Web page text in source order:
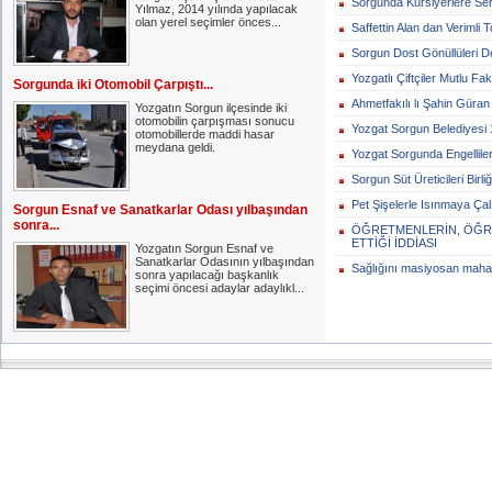
Yılmaz, 2014 yılında yapılacak
olan yerel seçimler önces...
Sorgunda iki Otomobil Çarpıştı...
Yozgatın Sorgun ilçesinde iki
otomobilin çarpışması sonucu
otomobillerde maddi hasar
meydana geldi.
Sorgun Esnaf ve Sanatkarlar Odası yılbaşından
sonra...
Yozgatın Sorgun Esnaf ve
Sanatkarlar Odasının yılbaşından
sonra yapılacağı başkanlık
seçimi öncesi adaylar adaylıkl...
Saffettin Alan dan Verimli
Sorgun Dost Gönüllüleri
Yozgatlı Çiftçiler Mutlu
Ahmetfakılı lı Şahin Güran
Yozgat Sorgun Belediyesi
Yozgat Sorgunda
Sorgun Süt Üreticileri
Pet Şişelerle Isınmaya
ÖĞRETMENLERİN,
ETTİĞİ İDDİASI
Sağlığını masiyosan